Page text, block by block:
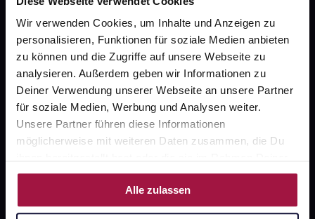
Wir verwenden Cookies, um Inhalte und Anzeigen zu
personalisieren, Funktionen für soziale Medien anbieten
zu können und die Zugriffe auf unsere Webseite zu
analysieren. Außerdem geben wir Informationen zu
Deiner Verwendung unserer Webseite an unsere Partner
für soziale Medien, Werbung und Analysen weiter.
Unsere Partner führen diese Informationen
möglicherweise mit weiteren Daten zusammen, die Du
Nutzung der Dienste gesammelt haben.
Alle zulassen
gesund.de
Über uns
Karriere
Newsletter
PAYBACK
Sanitätshäuser